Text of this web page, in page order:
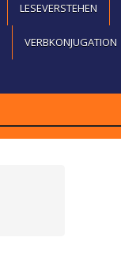
LESEVERSTEHEN
VERBKONJUGATION